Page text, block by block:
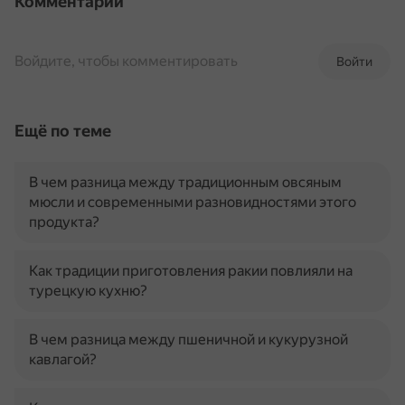
Войти
Войдите, чтобы комментировать
Ещё по теме
В чем разница между традиционным овсяным
мюсли и современными разновидностями этого
продукта?
Как традиции приготовления ракии повлияли на
турецкую кухню?
В чем разница между пшеничной и кукурузной
кавлагой?